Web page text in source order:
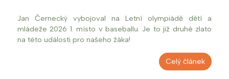
Jan Černecký vybojoval na Letní olympiádě dětí a
mládeže 2026 1. místo v baseballu. Je to již druhé zlato
na této události pro našeho žáka!
Celý článek